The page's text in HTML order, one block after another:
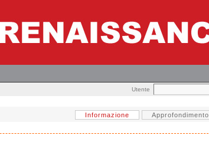
Utente
Informazione Approfondimento